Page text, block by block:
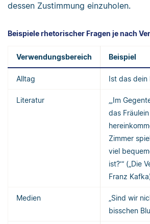
dessen Zustimmung einzuholen.
Beispiele rhetorischer Fragen je nach
Verwendungsbereich Beispiel
Alltag Ist das dein
Literatur
„‚Im
das
Zimmer
viel
ist?‘“ („Die
Franz
Medien
„Sind wir
bisschen